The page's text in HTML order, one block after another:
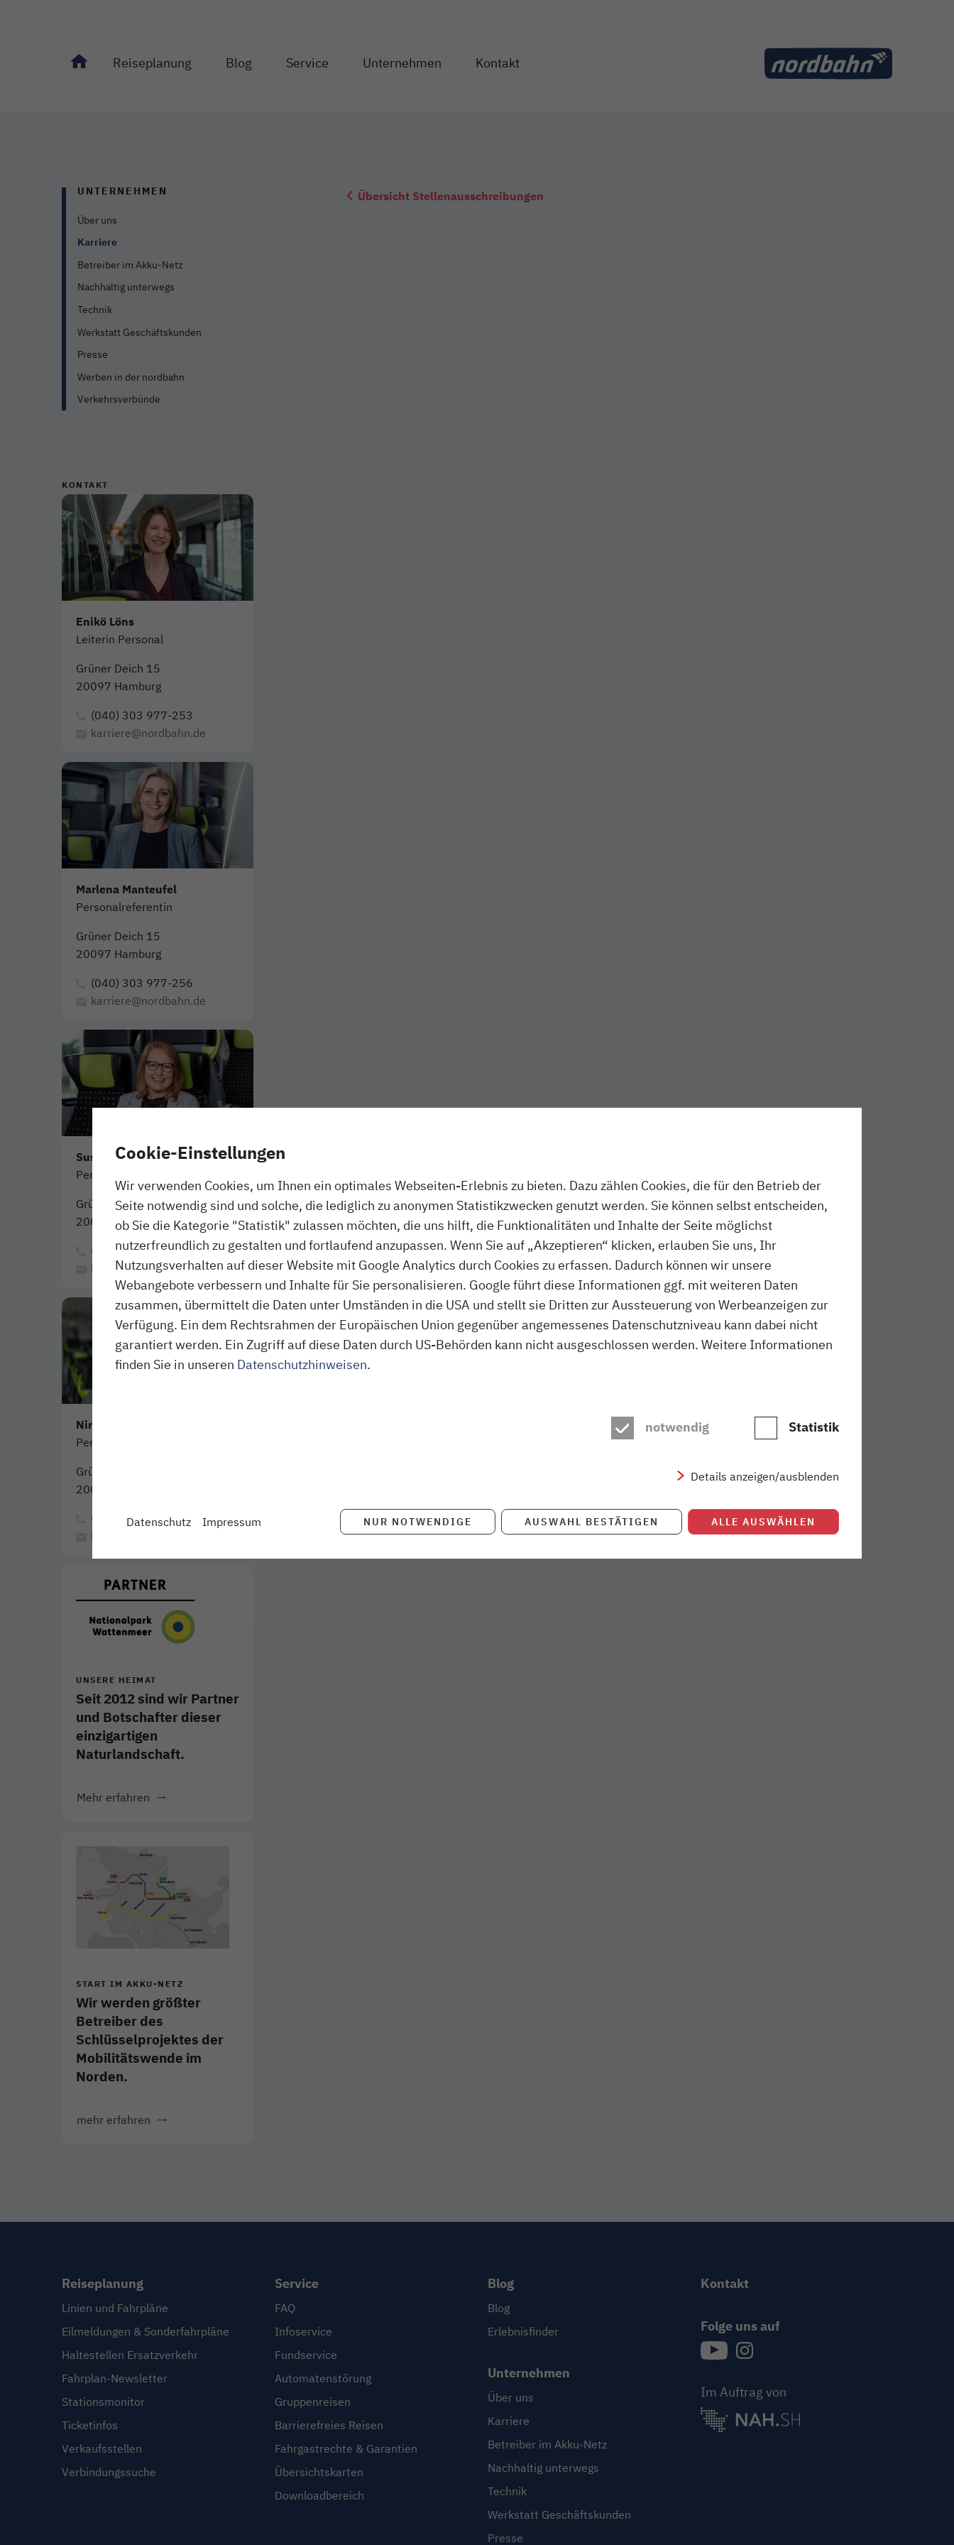
Reiseplanung Blog Service Unternehmen Kontakt
Übersicht Stellenausschreibungen
UNTERNEHMEN
Über uns
Karriere
Betreiber im Akku-Netz
Nachhaltig unterwegs
Technik
Werkstatt Geschäftskunden
Presse
Werben in der nordbahn
Verkehrsverbünde
KONTAKT
Enikö Löns
Leiterin Personal
Grüner Deich 15
20097 Hamburg
(040) 303 977-253
karriere@nordbahn.de
Marlena Manteufel
Personalreferentin
Grüner Deich 15
20097 Hamburg
(040) 303 977-256
karriere@nordbahn.de
Susanne von Alberti
Personalreferentin
Grüner Deich 15
20097 Hamburg
(040) 303 977-257
karriere@nordbahn.de
Nina Rogahn
Personalreferentin
Grüner Deich 15
20097 Hamburg
(040) 303 977-251
karriere@nordbahn.de
UNSERE HEIMAT
Seit 2012 sind wir Partner
und Botschafter dieser
einzigartigen
Naturlandschaft.
Mehr erfahren Link öffnet in neuem Fenster
START IM AKKU-NETZ
Wir werden größter
Betreiber des
Schlüsselprojektes der
Mobilitätswende im
Norden.
mehr erfahren
Reiseplanung
Linien und Fahrpläne
Eilmeldungen & Sonderfahrpläne
Haltestellen Ersatzverkehr
Fahrplan-Newsletter
Stationsmonitor
Ticketinfos
Verkaufsstellen
Verbindungssuche
Service
FAQ
Infoservice
Fundservice
Automatenstörung
Gruppenreisen
Barrierefreies Reisen
Fahrgastrechte & Garantien
Übersichtskarten
Downloadbereich
Blog
Blog
Erlebnisfinder
Unternehmen
Über uns
Karriere
Betreiber im Akku-Netz
Nachhaltig unterwegs
Technik
Werkstatt Geschäftskunden
Presse
Kontakt
Folge uns auf
Im Auftrag von
Cookie-Einstellungen
Wir verwenden Cookies, um Ihnen ein optimales Webseiten-Erlebnis zu bieten. Dazu zählen Cookies, die für den Betrieb der
Seite notwendig sind und solche, die lediglich zu anonymen Statistikzwecken genutzt werden. Sie können selbst entscheiden,
ob Sie die Kategorie "Statistik" zulassen möchten, die uns hilft, die Funktionalitäten und Inhalte der Seite möglichst
nutzerfreundlich zu gestalten und fortlaufend anzupassen. Wenn Sie auf „Akzeptieren“ klicken, erlauben Sie uns, Ihr
Nutzungsverhalten auf dieser Website mit Google Analytics durch Cookies zu erfassen. Dadurch können wir unsere
Webangebote verbessern und Inhalte für Sie personalisieren. Google führt diese Informationen ggf. mit weiteren Daten
zusammen, übermittelt die Daten unter Umständen in die USA und stellt sie Dritten zur Aussteuerung von Werbeanzeigen zur
Verfügung. Ein dem Rechtsrahmen der Europäischen Union gegenüber angemessenes Datenschutzniveau kann dabei nicht
garantiert werden. Ein Zugriff auf diese Daten durch US-Behörden kann nicht ausgeschlossen werden. Weitere Informationen
finden Sie in unseren Datenschutzhinweisen.
notwendig Statistik
Details anzeigen/ausblenden
NUR NOTWENDIGE AUSWAHL BESTÄTIGEN ALLE AUSWÄHLEN
Datenschutz Impressum